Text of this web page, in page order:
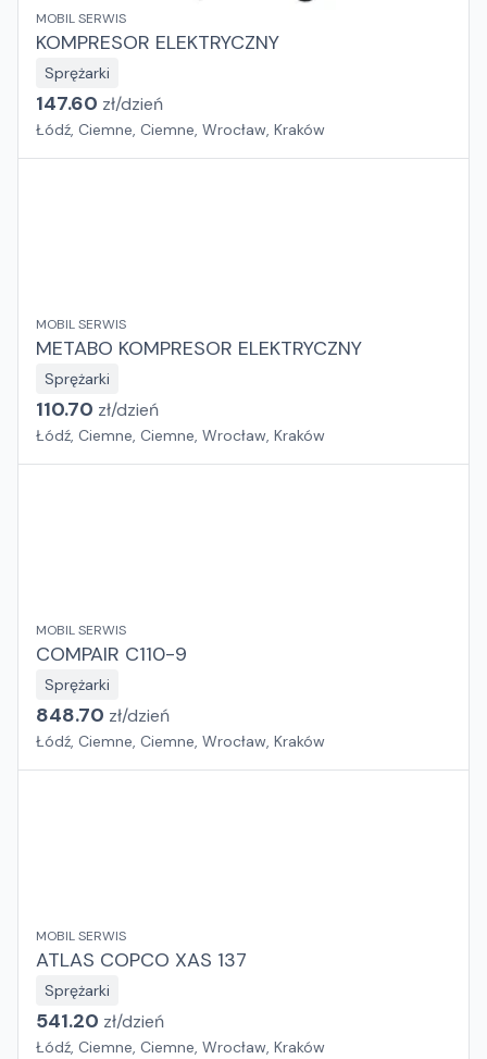
MOBIL SERWIS
KOMPRESOR ELEKTRYCZNY
Sprężarki
147.60 zł/dzień
Łódź, Ciemne, Ciemne, Wrocław, Kraków
MOBIL SERWIS
METABO KOMPRESOR ELEKTRYCZNY
Sprężarki
110.70 zł/dzień
Łódź, Ciemne, Ciemne, Wrocław, Kraków
MOBIL SERWIS
COMPAIR C110-9
Sprężarki
848.70 zł/dzień
Łódź, Ciemne, Ciemne, Wrocław, Kraków
MOBIL SERWIS
ATLAS COPCO XAS 137
Sprężarki
541.20 zł/dzień
Łódź, Ciemne, Ciemne, Wrocław, Kraków